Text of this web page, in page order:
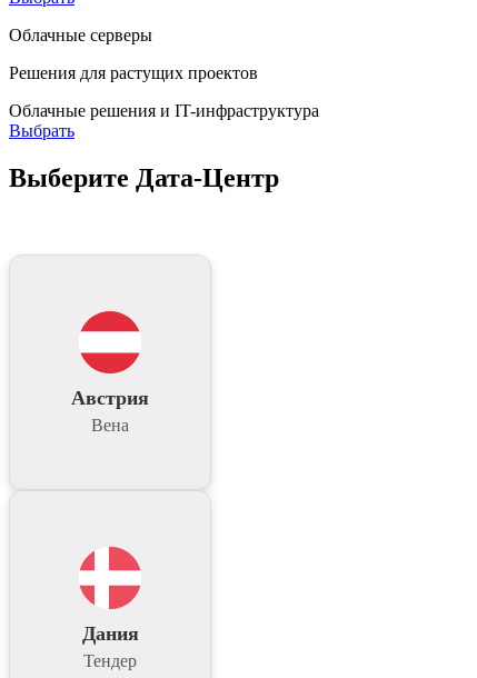
Облачные серверы
Решения для растущих проектов
Облачные решения и IT-инфраструктура
Выбрать
Выберите Дата-Центр
Австрия
Вена
Дания
Тендер